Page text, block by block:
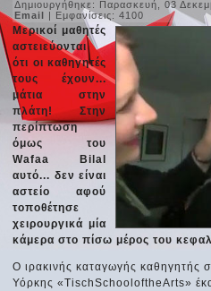
Δημιουργήθηκε: Παρασκευή, 03
Email | Εμφανίσεις: 4100
Μερικοί μαθητές
αστειεύονται
ότι οι καθηγητές
τους έχουν...
μάτια στην
πλάτη! Στην
περίπτωση
όμως του
Wafaa Bilal
αυτό... δεν είναι
αστείο αφού
τοποθέτησε
χειρουργικά μία
κάμερα στο πίσω μέρος του
Ο ιρακινής καταγωγής καθηγητής
Υόρκης «TischSchooloftheArts»